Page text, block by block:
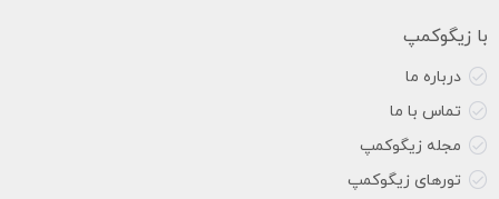
با زیگوکمپ
درباره ما
تماس با ما
مجله زیگوکمپ
تورهای زیگوکمپ